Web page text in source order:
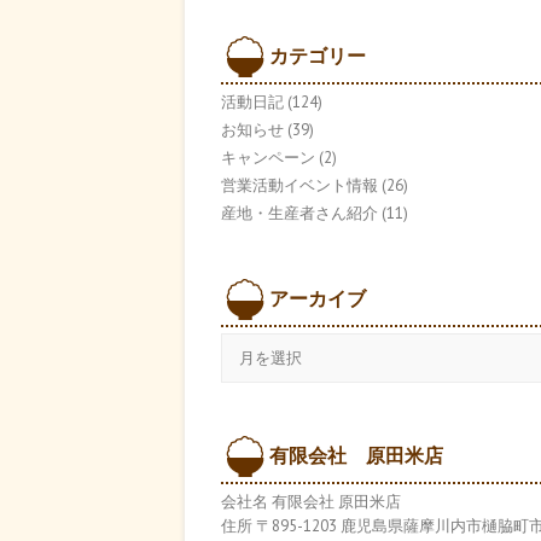
カテゴリー
活動日記 (124)
お知らせ (39)
キャンペーン (2)
営業活動イベント情報 (26)
産地・生産者さん紹介 (11)
アーカイブ
ブ
有限会社 原田米店
会社名 有限会社 原田米店
住所 〒895-1203 鹿児島県薩摩川内市樋脇町